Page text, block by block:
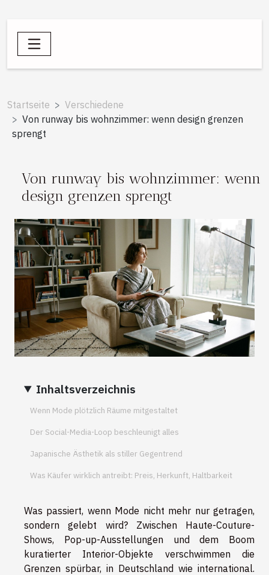
Startseite
Verschiedene
Von runway bis wohnzimmer: wenn design grenzen
sprengt
Von runway bis wohnzimmer: wenn
design grenzen sprengt
Inhaltsverzeichnis
Wenn Mode plötzlich Räume mitgestaltet
Der Social-Media-Loop beschleunigt alles
Japanische Ästhetik als stiller Gegentrend
Was Käufer wirklich antreibt: Preis, Herkunft, Haltbarkeit
Was passiert, wenn Mode nicht mehr nur getragen,
sondern gelebt wird? Zwischen Haute-Couture-
Shows, Pop-up-Ausstellungen und dem Boom
kuratierter Interior-Objekte verschwimmen die
Grenzen spürbar, in Deutschland wie international.